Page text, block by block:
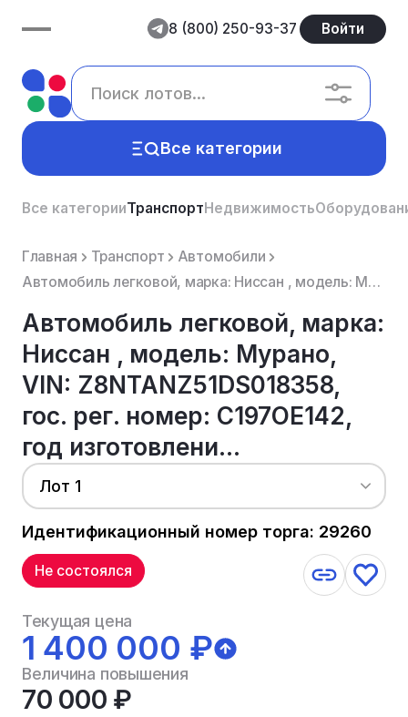
8 (800) 250-93-37 Войти
Все категории
Все категорииТранспортНедвижимость
Главная Транспорт
Автомобили
Автомобиль легковой, марка: Ниссан , модель: Мурано, VIN: Z8NTANZ51DS018358, гос. рег. номер: С197ОЕ...
Автомобиль легковой, марка:
Ниссан , модель: Мурано,
VIN: Z8NTANZ51DS018358,
гос. рег. номер: С197ОЕ142,
год изготовлени...
Лот 1
Идентификационный номер торга: 29260
Не состоялся
Текущая цена
1 400 000 ₽
Величина повышения
70 000 ₽